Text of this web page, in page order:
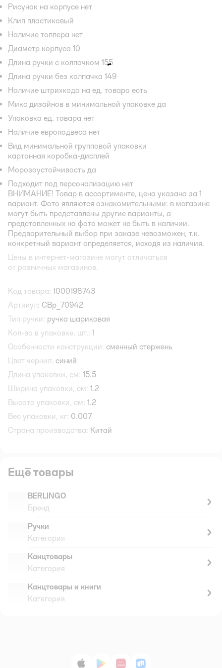
Рисунок на корпусе нет
Клип пластиковый
Наличие топпера нет
Диаметр корпуса 10
Длина ручки с колпачком 155
Длина ручки без колпачка 149
Наличие штрихкода на ед. товара есть
Микс дизайнов в минимальной упаковке да
Упаковка ед. товара нет
Наличие европодвеса нет
Вид минимальной групповой упаковки
картонная коробка-дисплей
Морозоустойчивость да
Подходит под персонализацию нет
ВНИМАНИЕ! Товар в ассортименте, цена указана за 1
вариант. Фото являются ознакомительными: в магазине
могут быть представлены другие варианты, а
представленных на фото может не быть в наличии.
Предварительный выбор при заказе невозможен, т.к.
конкретный вариант определяется, исходя из наличия.
Цены в интернет-магазине могут отличаться
от розничных магазинов.
Код товара: 1000198743
Артикул: CBp_70942
Тип ручки: ручка шариковая
Кол-во в упаковке, шт.: 1
Особенности конструкции: сменный стержень
Цвет чернил: синий
Длина упаковки, см: 15.5
Ширина упаковки, см: 1.2
Высота упаковки, см: 1.2
Вес упаковки, кг: 0.007
Страна производства: Китай
Ещё товары
BERLINGO
Бренд
Ручки
Категория
Канцтовары
Категория
Канцтовары и книги
Категория